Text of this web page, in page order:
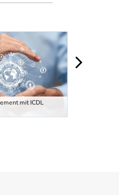
mit ICDL